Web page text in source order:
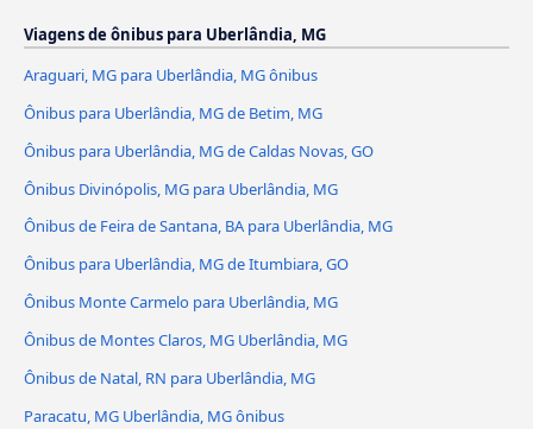
Viagens de ônibus para Uberlândia, MG
Araguari, MG para Uberlândia, MG ônibus
Ônibus para Uberlândia, MG de Betim, MG
Ônibus para Uberlândia, MG de Caldas Novas, GO
Ônibus Divinópolis, MG para Uberlândia, MG
Ônibus de Feira de Santana, BA para Uberlândia, MG
Ônibus para Uberlândia, MG de Itumbiara, GO
Ônibus Monte Carmelo para Uberlândia, MG
Ônibus de Montes Claros, MG Uberlândia, MG
Ônibus de Natal, RN para Uberlândia, MG
Paracatu, MG Uberlândia, MG ônibus